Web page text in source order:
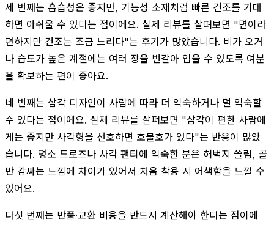
세 번째는 흡습성은 좋지만, 기능성 소재처럼 빠른 건조를 기대
하면 아쉬울 수 있다는 점이에요. 실제 리뷰를 살펴보면 "면이라
편하지만 건조는 조금 느리다"는 후기가 많았습니다. 비가 오거
나 습도가 높은 계절에는 여러 장을 번갈아 입을 수 있도록 여분
을 확보하는 편이 좋아요.
네 번째는 삼각 디자인이 사람에 따라 더 익숙하거나 덜 익숙할
수 있다는 점이에요. 실제 리뷰를 살펴보면 "삼각이 편한 사람에
게는 좋지만 사각형을 선호하면 호불호가 있다"는 반응이 많았
습니다. 평소 드로즈나 사각 팬티에 익숙한 분은 허벅지 쓸림, 골
반 감싸는 느낌에 차이가 있어서 처음 착용 시 어색함을 느낄 수
있어요.
다섯 번째는 반품·교환 비용을 반드시 계산해야 한다는 점이에